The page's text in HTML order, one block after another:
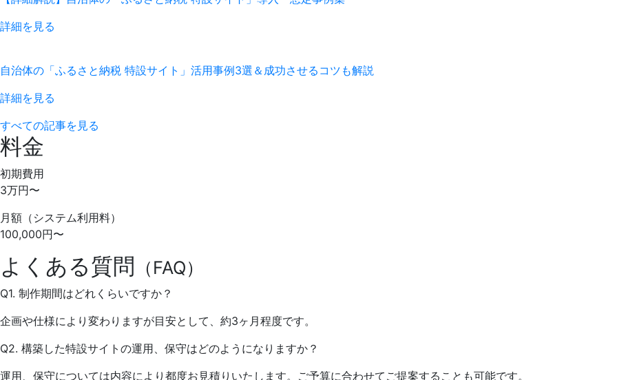
詳細を見る
自治体の「ふるさと納税 特設サイト」活用事例3選＆成功させるコツも解説
詳細を見る
すべての記事を見る
料金
初期費用
3万円〜
月額 （システム利用料）
100,000円〜
よくある質問 （FAQ）
Q1. 制作期間はどれくらいですか？
企画や仕様により変わりますが目安として、約3ヶ月程度です。
Q2. 構築した特設サイトの運用、保守はどのようになりますか？
運用、保守については内容により都度お見積りいたします。ご予算に合わせてご提案することも可能です。